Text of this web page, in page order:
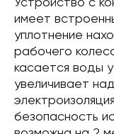
имеет
уплотнение
рабочего
касается воды
увеличивает
безопасность